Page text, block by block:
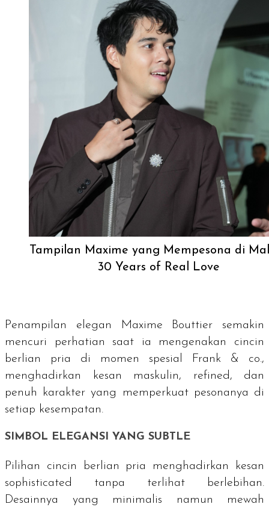
Tampilan Maxime yang Mempesona di
30 Years of Real Love
Penampilan elegan Maxime Bouttier semakin
mencuri perhatian saat ia mengenakan cincin
berlian pria di momen spesial Frank & co.,
menghadirkan kesan maskulin,
refined, dan
penuh karakter yang memperkuat pesonanya di
setiap kesempatan.
SIMBOL ELEGANSI YANG SUBTLE
Pilihan cincin berlian pria menghadirkan kesan
sophisticated tanpa terlihat berlebihan.
Desainnya yang minimalis namun mewah